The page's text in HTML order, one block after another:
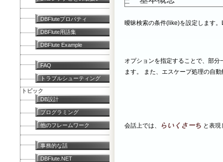
曖昧検索の条件(like)を設定します
オプションを指定することで、部
ます。 また、エスケープ処理の自
会話上では、 らいくさーち と表現
DBFluteプロパティ
DBFlute用語集
DBFlute Example
FAQ
トラブルシューティング
トピック
DB設計
プログラミング
他のフレームワーク
事務的な話
DBFlute.NET